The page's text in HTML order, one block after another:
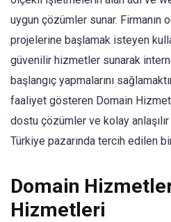
uygun çözümler sunar. Firmanın
projelerine başlamak isteyen
güvenilir hizmetler sunarak
başlangıç yapmalarını
faaliyet gösteren Domain
dostu çözümler ve kolay
Türkiye pazarında tercih edilen
Domain
Hizmetleri